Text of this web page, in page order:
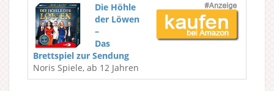
Die Höhle
der Löwen
–
Das
Brettspiel zur Sendung
Noris Spiele, ab 12 Jahren